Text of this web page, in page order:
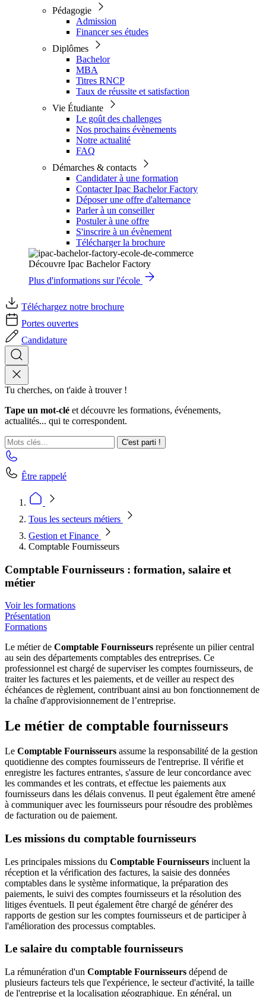
Pédagogie
Admission
Financer ses études
Diplômes
Bachelor
MBA
Titres RNCP
Taux de réussite et satisfaction
Vie Étudiante
Le goût des challenges
Nos prochains évènements
Notre actualité
FAQ
Démarches & contacts
Candidater à une formation
Contacter Ipac Bachelor Factory
Déposer une offre d'alternance
Parler à un conseiller
Postuler à une offre
S'inscrire à un évènement
Télécharger la brochure
Découvre Ipac Bachelor Factory
Plus d'informations sur l'école
Téléchargez notre brochure
Portes ouvertes
Candidature
Tu cherches, on t'aide à trouver !
Tape un mot-clé et découvre les formations, événements,
actualités... qui te correspondent.
C'est parti !
Être rappelé
Tous les secteurs métiers
Gestion et Finance
Comptable Fournisseurs
Comptable Fournisseurs : formation, salaire et
métier
Voir les formations
Présentation
Formations
Le métier de Comptable Fournisseurs représente un pilier central
au sein des départements comptables des entreprises. Ce
professionnel est chargé de superviser les comptes fournisseurs, de
traiter les factures et les paiements, et de veiller au respect des
échéances de règlement, contribuant ainsi au bon fonctionnement de
la chaîne d'approvisionnement de l’entreprise.
Le métier de comptable fournisseurs
Le Comptable Fournisseurs assume la responsabilité de la gestion
quotidienne des comptes fournisseurs de l'entreprise. Il vérifie et
enregistre les factures entrantes, s'assure de leur concordance avec
les commandes et les contrats, et effectue les paiements aux
fournisseurs dans les délais convenus. Il peut également être amené
à communiquer avec les fournisseurs pour résoudre des problèmes
de facturation ou de paiement.
Les missions du comptable fournisseurs
Les principales missions du Comptable Fournisseurs incluent la
réception et la vérification des factures, la saisie des données
comptables dans le système informatique, la préparation des
paiements, le suivi des comptes fournisseurs et la résolution des
litiges éventuels. Il peut également être chargé de générer des
rapports de gestion sur les comptes fournisseurs et de participer à
l'amélioration des processus comptables.
Le salaire du comptable fournisseurs
La rémunération d'un Comptable Fournisseurs dépend de
plusieurs facteurs tels que l'expérience, le secteur d'activité, la taille
de l'entreprise et la localisation géographique. En général, un